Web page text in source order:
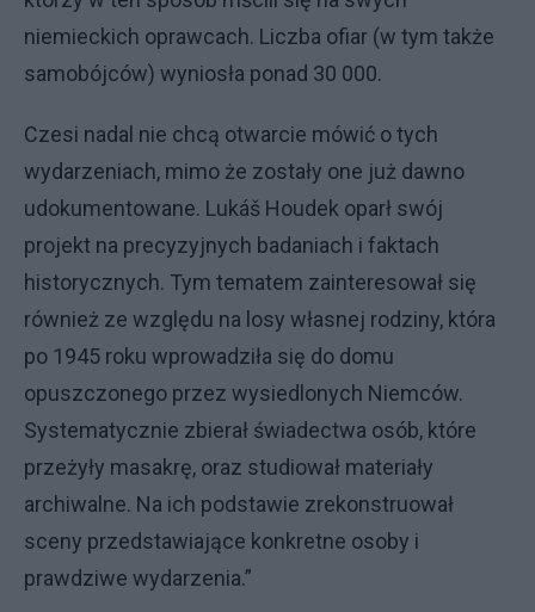
niemieckich oprawcach. Liczba ofiar (w tym także
samobójców) wyniosła ponad 30 000.
Czesi nadal nie chcą otwarcie mówić o tych
wydarzeniach, mimo że zostały one już dawno
udokumentowane. Lukáš Houdek oparł swój
projekt na precyzyjnych badaniach i faktach
historycznych. Tym tematem zainteresował się
również ze względu na losy własnej rodziny, która
po 1945 roku wprowadziła się do domu
opuszczonego przez wysiedlonych Niemców.
Systematycznie zbierał świadectwa osób, które
przeżyły masakrę, oraz studiował materiały
archiwalne. Na ich podstawie zrekonstruował
sceny przedstawiające konkretne osoby i
prawdziwe wydarzenia.”